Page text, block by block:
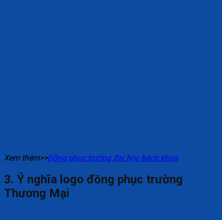
Xem thêm>>Đồng phục trường đại học bách khoa
3. Ý nghĩa logo đồng phục trường
Thương Mại